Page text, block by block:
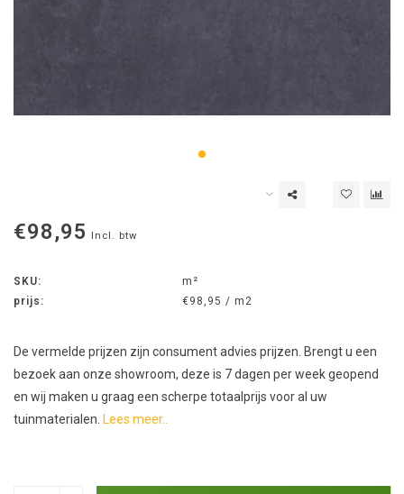
€98,95 Incl. btw
SKU:
m²
prijs:
€98,95 / m2
De vermelde prijzen zijn consument advies prijzen. Brengt u een
bezoek aan onze showroom, deze is 7 dagen per week geopend
en wij maken u graag een scherpe totaalprijs voor al uw
tuinmaterialen. Lees meer..